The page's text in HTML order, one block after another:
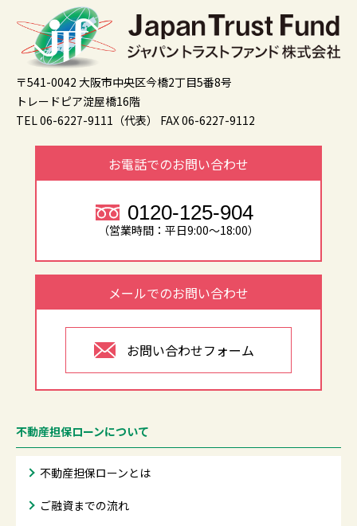
〒541-0042 大阪市中央区今橋2丁目5番8号
トレードピア淀屋橋16階
TEL 06-6227-9111（代表）
FAX 06-6227-9112
お電話でのお問い合わせ
0120-125-904
（営業時間：平日9:00～18:00）
メールでのお問い合わせ
お問い合わせフォーム
不動産担保ローンについて
不動産担保ローンとは
ご融資までの流れ